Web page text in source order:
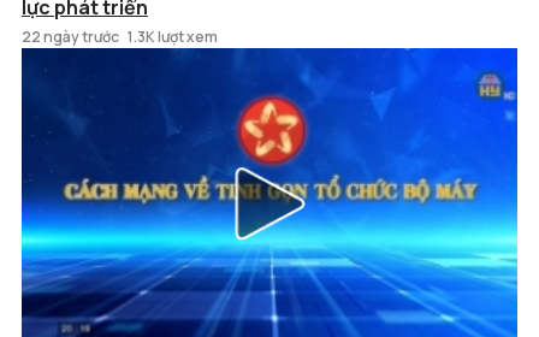
lực phát triển
22 ngày trước 1.3K lượt xem